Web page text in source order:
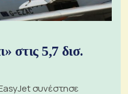
στις 5,7 δισ.
συνέστησε